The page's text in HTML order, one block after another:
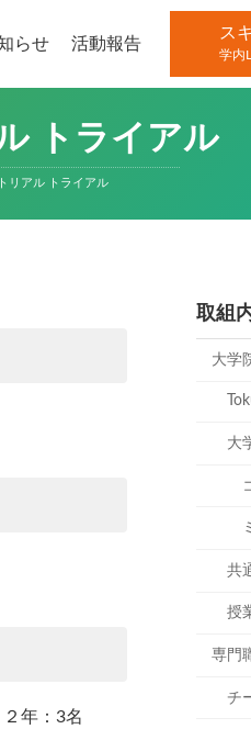
らせ 活動報告
ス
学内
トライアル
リアル トライアル
年：3名
取組
大学
大
共
授
専門
チ